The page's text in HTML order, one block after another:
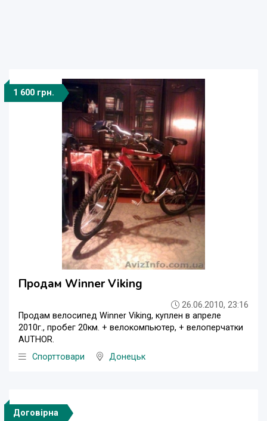
1 600 грн.
Продам Winner Viking
26.06.2010, 23:16
Продам велосипед Winner Viking, куплен в апреле
2010г., пробег 20км. + велокомпьютер, + велоперчатки
AUTHOR.
Спорттовари
Донецьк
Договірна